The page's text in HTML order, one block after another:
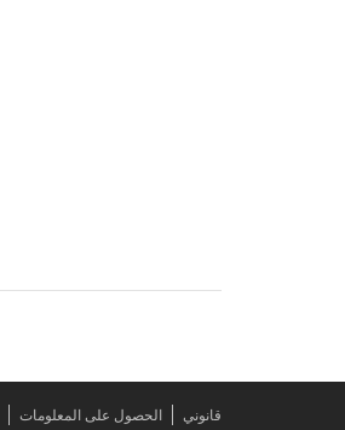
قانوني الحصول على المعلومات